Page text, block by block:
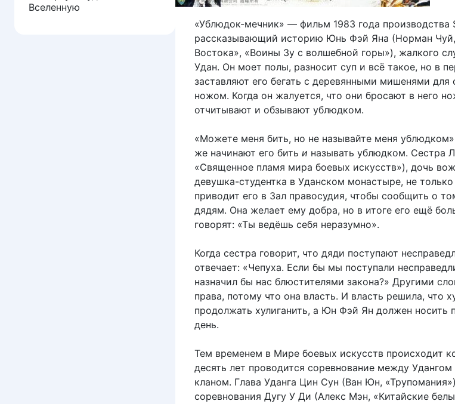
«Ублюдок-мечник» — фильм 1983 года производства
рассказывающий историю Юнь Фэй Яна (Норман
Востока», «Воины Зу с волшебной горы»), жалкого
Удан. Он моет полы, разносит суп и всё такое, но в
заставляют его бегать с деревянными мишенями для
ножом. Когда он жалуется, что они бросают в него
отчитывают и обзывают ублюдком.
«Можете меня бить, но не называйте меня
же начинают его бить и называть ублюдком. Сестра
«Священное пламя мира боевых искусств»), дочь
девушка-студентка в Уданском монастыре, не
приводит его в Зал правосудия, чтобы сообщить о
дядям. Она желает ему добра, но в итоге его ещё
говорят: «Ты ведёшь себя неразумно».
Когда сестра говорит, что дяди поступают
отвечает: «Чепуха. Если бы мы поступали
назначил бы нас блюстителями закона?» Другими
права, потому что она власть. И власть решила, что
продолжать хулиганить, а Юн Фэй Ян должен носить
день.
Тем временем в Мире боевых искусств происходит
десять лет проводится соревнование между
кланом. Глава Уданга Цин Сун (Ван Юн,
соревнования Дугу У Ди (Алекс Мэн, «Китайские
Вселенную